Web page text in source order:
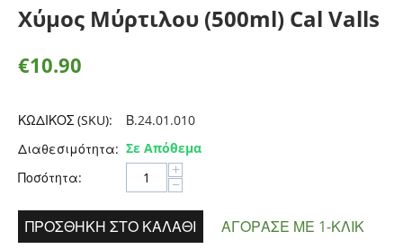
Χύμος Μύρτιλου (500ml) Cal Valls
€10.90
ΚΩΔΙΚΟΣ (SKU):
Β.24.01.010
Διαθεσιμότητα: Σε Απόθεμα
Ποσότητα:
+
−
ΠΡΟΣΘΉΚΗ ΣΤΟ ΚΑΛΆΘΙ ΑΓΌΡΑΣΕ ΜΕ 1-ΚΛΙΚ